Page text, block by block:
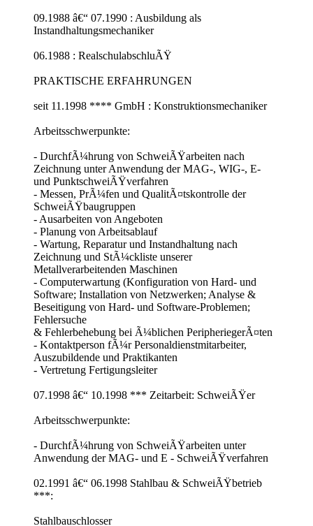
09.1988 â€“ 07.1990 : Ausbildung als
Instandhaltungsmechaniker
06.1988 : RealschulabschluÃŸ
PRAKTISCHE ERFAHRUNGEN
seit 11.1998 **** GmbH : Konstruktionsmechaniker
Arbeitsschwerpunkte:
- DurchfÃ¼hrung von SchweiÃŸarbeiten nach
Zeichnung unter Anwendung der MAG-, WIG-, E-
und PunktschweiÃŸverfahren
- Messen, PrÃ¼fen und QualitÃ¤tskontrolle der
SchweiÃŸbaugruppen
- Ausarbeiten von Angeboten
- Planung von Arbeitsablauf
- Wartung, Reparatur und Instandhaltung nach
Zeichnung und StÃ¼ckliste unserer
Metallverarbeitenden Maschinen
- Computerwartung (Konfiguration von Hard- und
Software; Installation von Netzwerken; Analyse &
Beseitigung von Hard- und Software-Problemen;
Fehlersuche
& Fehlerbehebung bei Ã¼blichen PeripheriegerÃ¤ten
- Kontaktperson fÃ¼r Personaldienstmitarbeiter,
Auszubildende und Praktikanten
- Vertretung Fertigungsleiter
07.1998 â€“ 10.1998 *** Zeitarbeit: SchweiÃŸer
Arbeitsschwerpunkte:
- DurchfÃ¼hrung von SchweiÃŸarbeiten unter
Anwendung der MAG- und E - SchweiÃŸverfahren
02.1991 â€“ 06.1998 Stahlbau & SchweiÃŸbetrieb
***:
Stahlbauschlosser